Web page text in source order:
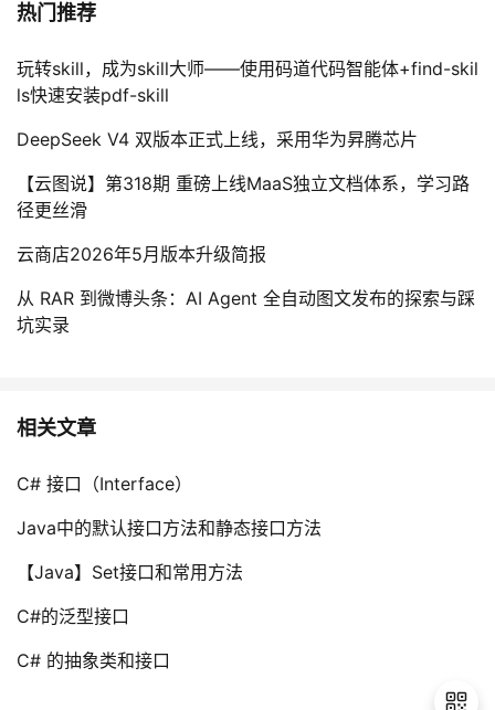
热门推荐
玩转skill，成为skill大师——使用码道代码智能体+find-skil
ls快速安装pdf-skill
DeepSeek V4 双版本正式上线，采用华为昇腾芯片
【云图说】第318期 重磅上线MaaS独立文档体系，学习路
径更丝滑
云商店2026年5月版本升级简报
从 RAR 到微博头条：AI Agent 全自动图文发布的探索与踩
坑实录
相关文章
C# 接口（Interface）
Java中的默认接口方法和静态接口方法
【Java】Set接口和常用方法
C#的泛型接口
C# 的抽象类和接口